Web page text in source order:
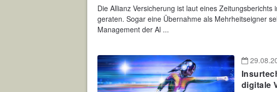
Die Allianz Versicherung ist laut eines
geraten. Sogar eine Übernahme als Mehrheitseigner
Management der Al ...
digitale